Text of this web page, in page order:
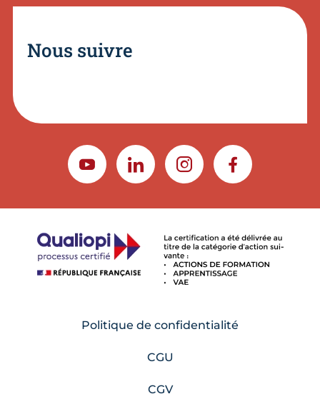
Nous suivre
YOUTUBELINKEDININSTAGRAMFACEBOOK
Politique de confidentialité
CGU
CGV